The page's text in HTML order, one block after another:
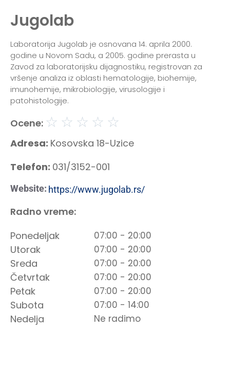
Jugolab
Laboratorija Jugolab je osnovana 14. aprila 2000.
godine u Novom Sadu, a 2005. godine prerasta u
Zavod za laboratorijsku dijagnostiku, registrovan za
vršenje analiza iz oblasti hematologije, biohemije,
imunohemije, mikrobiologije, virusologije i
patohistologije.
Ocene: ☆ ☆ ☆ ☆ ☆
Adresa: Kosovska 18-Uzice
Telefon: 031/3152-001
Website: https://www.jugolab.rs/
Radno vreme:
Ponedeljak
Utorak
Sreda
Četvrtak
Petak
Subota
Nedelja
07:00 - 20:00
07:00 - 20:00
07:00 - 20:00
07:00 - 20:00
07:00 - 20:00
07:00 - 14:00
Ne radimo